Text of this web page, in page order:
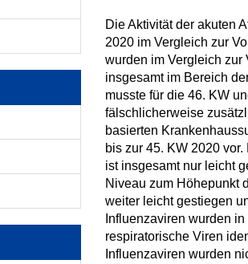
Die Aktivität der akuten
2020 im Vergleich zur
wurden im Vergleich zur
insgesamt im Bereich
musste für die 46. KW
fälschlicherweise
basierten
bis zur 45. KW 2020
ist insgesamt nur leicht
Niveau zum Höhepunkt
weiter leicht gestiegen
Influenzaviren wurden
respiratorische Viren
Influenzaviren wurden